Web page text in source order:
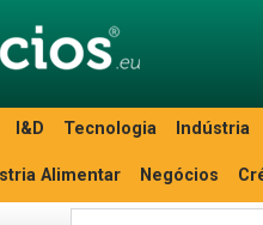
I&D Tecnologia Indústria
Alimentar Negócios